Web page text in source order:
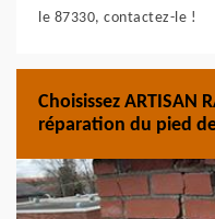
le 87330, contactez-le !
Choisissez ARTISAN
réparation du pied